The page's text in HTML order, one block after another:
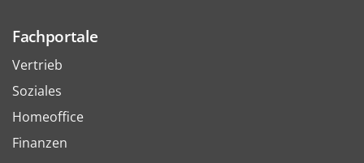
Fachportale
Vertrieb
Soziales
Homeoffice
Finanzen